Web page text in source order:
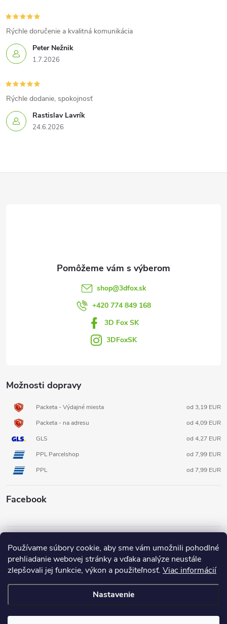
Používame súbory cookie, aby sme vám umožnili pohodlné
prehliadanie webovej stránky a vďaka analýze neustále
zlepšovali jej funkcie, výkon a použiteľnosť. Viac informácií
Nastavenie
Peter Nežnik
1.7.2026
Rýchle doručenie a kvalitná komunikácia
Rastislav Lavrík
24.6.2026
Rýchle dodanie, spokojnosť
Možnosti dopravy
Packeta - Výdajné miesta
od 3,19 EUR
Packeta - na adresu
od 4,09 EUR
GLS
od 4,27 EUR
PPL Parcelshop
od 7,99 EUR
PPL
od 7,99 EUR
Facebook
shop@3dfox.sk
+420 774 849 168
3D Fox SK
3DFoxSK
Copyright 20263D FOX shop SK. Všetky práva vyhradené.